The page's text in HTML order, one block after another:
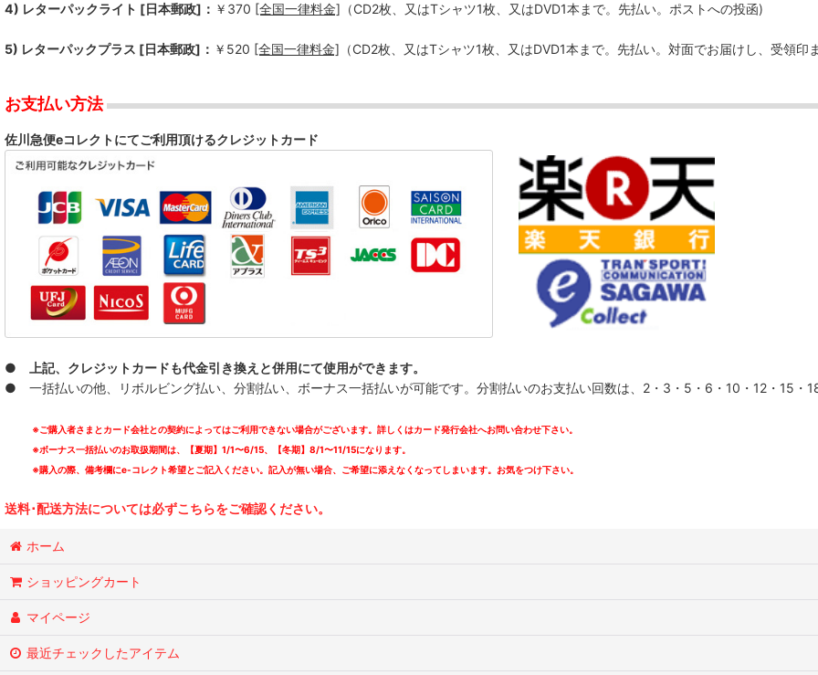
4) レターパックライト [日本郵政]： ￥370 [全国一律料金] （CD2枚、又はTシャツ1枚、又はDVD1本まで。先払い。ポストへの投函)
5) レターパックプラス [日本郵政]： ￥520 [全国一律料金] （CD2枚、又はTシャツ1枚、又はDVD1本まで。先払い。対面でお届けし、受領印
お支払い方法
佐川急便eコレクトにてご利用頂けるクレジットカード
● 上記、クレジットカードも代金引き換えと併用にて使用ができます。
● 一括払いの他、リボルビング払い、分割払い、ボーナス一括払いが可能です。分割払いのお支払い回数は、2・3・5・6・10・12・15・
※ご購入者さまとカード会社との契約によってはご利用できない場合がございます。詳しくはカード発行会社へお問い合わせ下さい。
※ボーナス一括払いのお取扱期間は、【夏期】1/1〜6/15、【冬期】8/1〜11/15になります。
※購入の際、備考欄にe-コレクト希望とご記入ください。記入が無い場合、ご希望に添えなくなってしまいます。お気をつけ下さい。
送料･配送方法については必ずこちらをご確認ください。
ホーム
ショッピングカート
マイページ
最近チェックしたアイテム